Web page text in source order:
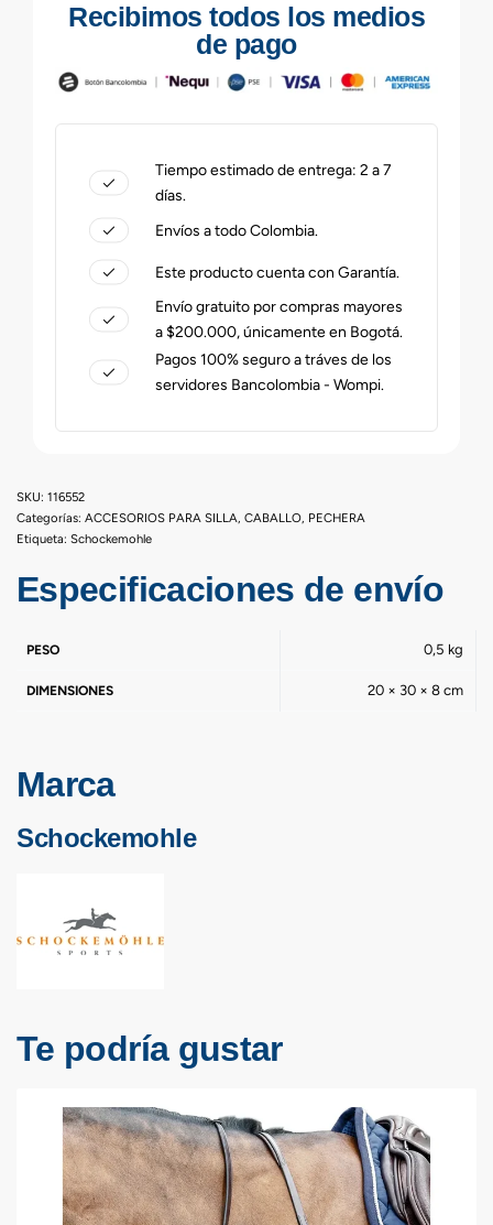
Recibimos todos los medios
de pago
Tiempo estimado de entrega: 2 a 7
días.
Envíos a todo Colombia.
Este producto cuenta con Garantía.
Envío gratuito por compras mayores
a $200.000, únicamente en Bogotá.
Pagos 100% seguro a tráves de los
servidores Bancolombia - Wompi.
116552
Categorías: ACCESORIOS PARA SILLA, CABALLO, PECHERA
Etiqueta: Schockemohle
Especificaciones de envío
PESO 0,5 kg
DIMENSIONES 20 × 30 × 8 cm
Marca
Schockemohle
Te podría gustar